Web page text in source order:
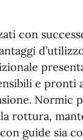
con
e pronti
rottura,
guide sia